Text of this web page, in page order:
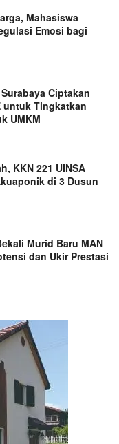
Mahasiswa
Emosi bagi
Ciptakan
untuk Tingkatkan
UMKM
KKN 221 UINSA
di 3 Dusun
Murid Baru MAN
dan Ukir Prestasi